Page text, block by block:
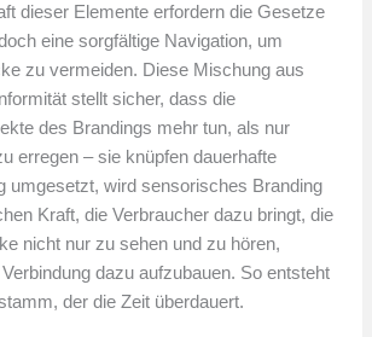
dieser Elemente erfordern die Gesetze
eine sorgfältige Navigation, um
zu vermeiden. Diese Mischung aus
stellt sicher, dass die
des Brandings mehr tun, als nur
erregen – sie knüpfen dauerhafte
umgesetzt, wird sensorisches Branding
Kraft, die Verbraucher dazu bringt, die
nicht nur zu sehen und zu hören,
dazu aufzubauen. So entsteht
der die Zeit überdauert.